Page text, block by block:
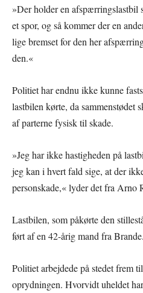
»Der holder en afspærringslastbil
et spor, og så kommer der en
lige bremset for den her
den.«
Politiet har endnu ikke kunne
lastbilen kørte, da sammenstødet
af parterne fysisk til skade.
»Jeg har ikke hastigheden på
jeg kan i hvert fald sige, at der
personskade,« lyder det fra Arno
Lastbilen, som påkørte den
ført af en 42-årig mand fra Brande.
Politiet arbejdede på stedet frem
oprydningen. Hvorvidt uheldet